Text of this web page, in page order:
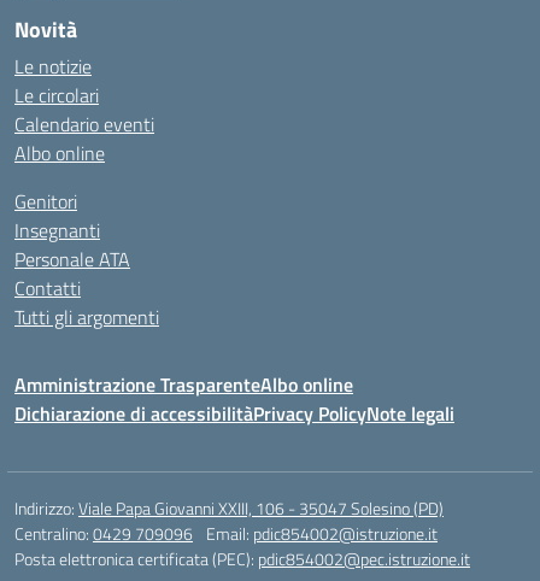
Novità
Le notizie
Le circolari
Calendario eventi
Albo online
Genitori
Insegnanti
Personale ATA
Contatti
Tutti gli argomenti
Amministrazione TrasparenteAlbo online
Dichiarazione di accessibilitàPrivacy PolicyNote legali
Indirizzo:Viale Papa Giovanni XXIII, 106 - 35047 Solesino (PD)
Centralino:0429 709096 Email: pdic854002@istruzione.it
Posta elettronica certificata (PEC): pdic854002@pec.istruzione.it